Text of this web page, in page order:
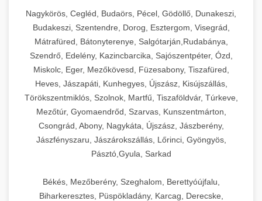
Nagykörös, Cegléd, Budaörs, Pécel, Gödöllő, Dunakeszi,
Budakeszi, Szentendre, Dorog, Esztergom, Visegrád,
Mátrafüred, Bátonyterenye, Salgótarján,Rudabánya,
Szendrő, Edelény, Kazincbarcika, Sajószentpéter, Ózd,
Miskolc, Eger, Mezőkövesd, Füzesabony, Tiszafüred,
Heves, Jászapáti, Kunhegyes, Újszász, Kisújszállás,
Törökszentmiklós, Szolnok, Martfű, Tiszaföldvár, Túrkeve,
Mezőtúr, Gyomaendrőd, Szarvas, Kunszentmárton,
Csongrád, Abony, Nagykáta, Újszász, Jászberény,
Jászfényszaru, Jászárokszállás, Lőrinci, Gyöngyös,
Pásztó,Gyula, Sarkad
Békés, Mezőberény, Szeghalom, Berettyóújfalu,
Biharkeresztes, Püspökladány, Karcag, Derecske,